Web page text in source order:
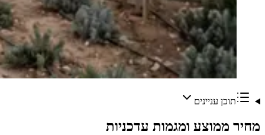
תוכן עניינים
מחיר ממוצע ומגמות עדכניות